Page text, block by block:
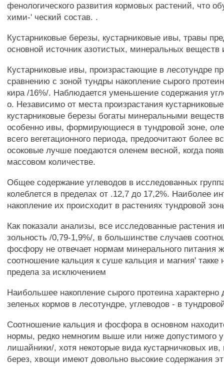
фенологического развития кормовых растений, что
хими-' ческий состав. .
Кустарниковые березы, кустарниковые ивы, травы
основной источник азотистых, минеральных веществ
Кустарниковые ивы, произрастающие в лесотундре
сравнению с зоной тундры накопление сырого
кира /16%/. Наблюдается уменьшение содержания
о. Независимо от места произрастания
кустарниковые березы богаты минеральными
особенно ивы, формирующиеся в тундровой зоне,
всего вегетационного периода, предоочитают более
осоковые лучше поедаются оленем весной, когда
массовом количестве.
Общее содержание углеводов в исследованных
колеблется в пределах от .12,7 до 17,2%. Наиболее
накопление их происходит в растениях тундровой
Как показали анализы, все исследованные растения
зольность /0,79-1,9%/, в большинстве случаев
фосфору не отвечает нормам минерального питания
соотношение кальция к суше кальция и магния' такке
предела за исключением
Наибольшее накопление сырого протеина
зеленых кормов в лесотундре, углеводов - в
Соотношение кальция и фосфора в основном
нормы, редко немногим выше или ниже допустимого
лишайники/, хотя некоторые вида кустарничковых ив,
берез, хвощи имеют довольно высокие содержания